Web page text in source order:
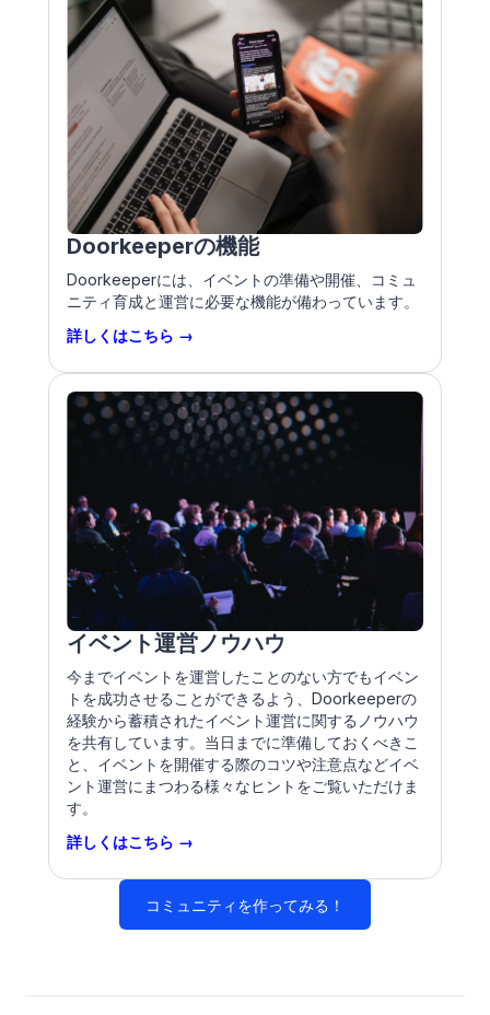
Doorkeeperの機能
Doorkeeperには、イベントの準備や開催、コミュ
ニティ育成と運営に必要な機能が備わっています。
詳しくはこちら →
イベント運営ノウハウ
今までイベントを運営したことのない方でもイベン
トを成功させることができるよう、Doorkeeperの
経験から蓄積されたイベント運営に関するノウハウ
を共有しています。当日までに準備しておくべきこ
と、イベントを開催する際のコツや注意点などイベ
ント運営にまつわる様々なヒントをご覧いただけま
す。
詳しくはこちら →
コミュニティを作ってみる！